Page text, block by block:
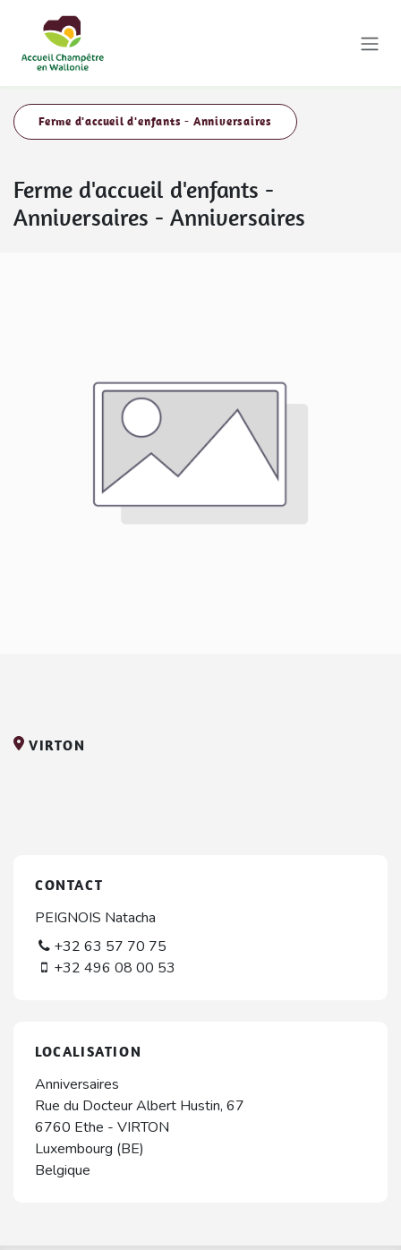
Ferme d'accueil d'enfants - Anniversaires
Ferme d'accueil d'enfants -
Anniversaires - Anniversaires
VIRTON
CONTACT
PEIGNOIS Natacha
+32 63 57 70 75
+32 496 08 00 53
LOCALISATION
Anniversaires
Rue du Docteur Albert Hustin, 67
6760 Ethe - VIRTON
Luxembourg (BE)
Belgique